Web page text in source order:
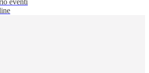
eventi